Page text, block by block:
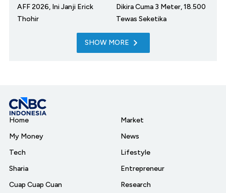
AFF 2026, Ini Janji Erick
Thohir
Dikira Cuma 3 Meter, 18.500
Tewas Seketika
SHOW MORE
Home
My Money
Tech
Sharia
Cuap Cuap Cuan
Market
News
Lifestyle
Entrepreneur
Research